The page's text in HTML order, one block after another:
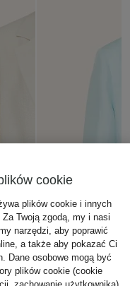
cookie
plików cookie i innych
Twoją zgodą, my i nasi
narzędzi, aby poprawić
a także aby pokazać Ci
Dane osobowe mogą być
plików cookie (cookie